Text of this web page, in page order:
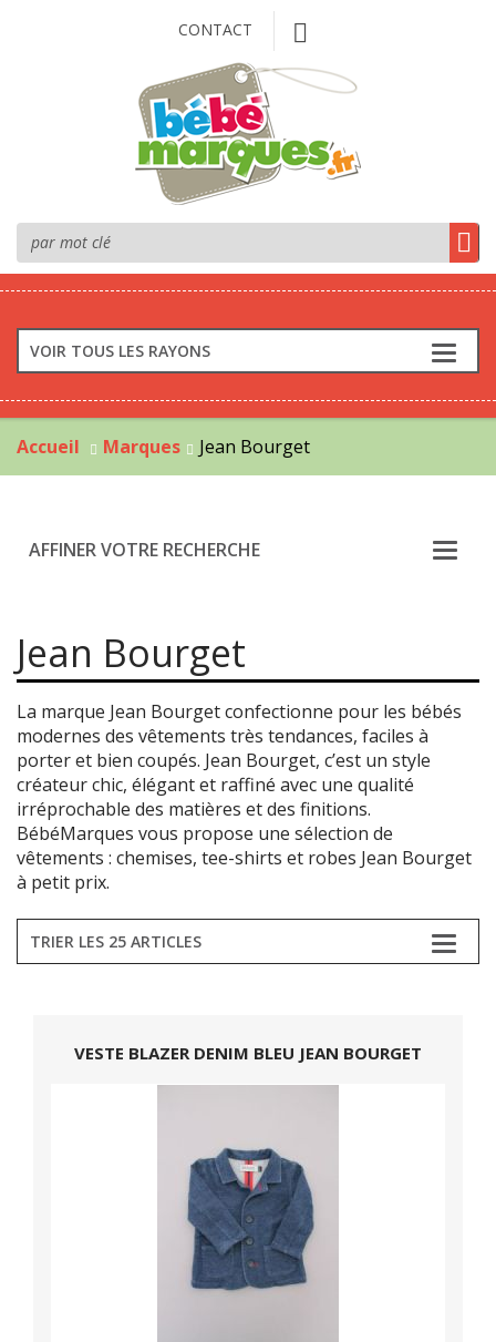
CONTACT
VOIR TOUS LES RAYONS
Accueil Marques Jean Bourget
AFFINER VOTRE RECHERCHE
Jean Bourget
La marque Jean Bourget confectionne pour les bébés
modernes des vêtements très tendances, faciles à
porter et bien coupés. Jean Bourget, c’est un style
créateur chic, élégant et raffiné avec une qualité
irréprochable des matières et des finitions.
BébéMarques vous propose une sélection de
vêtements : chemises, tee-shirts et robes Jean Bourget
à petit prix.
TRIER LES 25 ARTICLES
VESTE BLAZER DENIM BLEU JEAN BOURGET